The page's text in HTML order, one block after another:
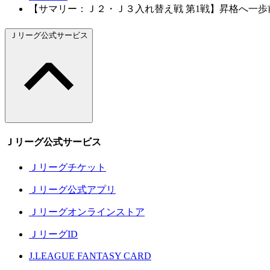
【サマリー：Ｊ２・Ｊ３入れ替え戦 第1戦】昇格へ一
Ｊリーグ公式サービス
Ｊリーグ公式サービス
Ｊリーグチケット
Ｊリーグ公式アプリ
Ｊリーグオンラインストア
ＪリーグID
J.LEAGUE FANTASY CARD